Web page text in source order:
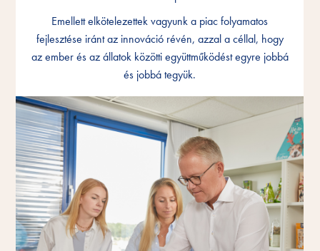
Emellett elkötelezettek vagyunk a piac folyamatos
fejlesztése iránt az innováció révén, azzal a céllal, hogy
az ember és az állatok közötti együttműködést egyre jobbá
és jobbá tegyük.
Emellett elkötelezettek vagyunk a piac folyamatos
fejlesztése iránt az innováció révén, azzal a céllal, hogy
az ember és az állatok közötti együttműködést egyre jobbá
és jobbá tegyük.
Emellett elkötelezettek vagyunk a piac folyamatos
fejlesztése iránt az innováció révén, azzal a céllal, hogy
az ember és az állatok közötti együttműködést egyre jobbá
és jobbá tegyük.